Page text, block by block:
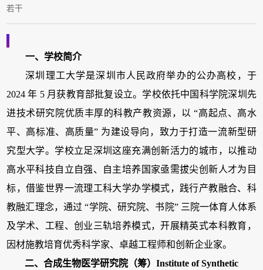
若干
一、学校简介
深圳理工大学是深圳市人民政府举办的公办高校，于
2024年 5 月获教育部批复设立。学校依托中国科学院深圳先
进技术研究院优质丰厚的科教产教资源，以“高起点、高水
平、高标准、高质量” 为建设导向，致力于打造一流新型研
究型大学。学校立足深圳这座充满创新活力的城市，以推动
高水平科技自立自强、自主培养国家亟需拔尖创新人才为目
标，借鉴世界一流理工科大学办学模式，践行产教融合、科
教融汇理念，通过“学院、研究院、书院” 三院一体育人体系
及学术、工程、创业三轨培养模式，开展精英式本科教育，
因材施教培育优秀科学家、卓越工程师和创新企业家。
二、 合成生物医学研究院（筹）Institute of Synthetic